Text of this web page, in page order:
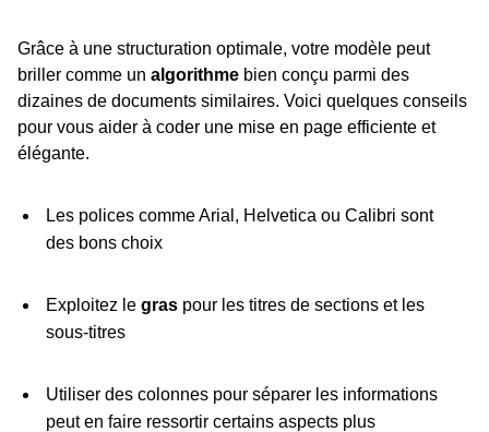
Grâce à une structuration optimale, votre modèle peut
briller comme un algorithme bien conçu parmi des
dizaines de documents similaires. Voici quelques conseils
pour vous aider à coder une mise en page efficiente et
élégante.
Les polices comme Arial, Helvetica ou Calibri sont
des bons choix
Exploitez le graspour les titres de sections et les
sous-titres
Utiliser des colonnes pour séparer les informations
peut en faire ressortir certains aspects plus